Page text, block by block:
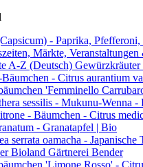
- Paprika,
Märkte,
A-Z (Deutsch)
- Citrus aurantium
'Femminello
sessilis - Mukunu-Wenna -
- Bäumchen - Citrus
- Granatapfel | Bio
serrata oamacha -
Bioland Gärtnerei Bender
'Limone Rosso' -